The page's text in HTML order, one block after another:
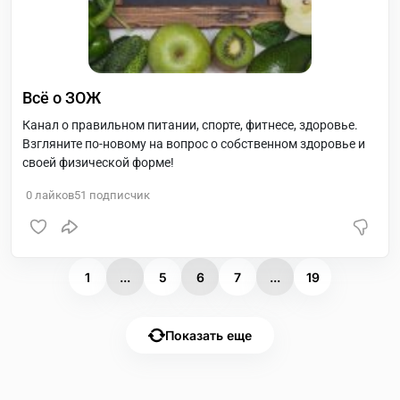
Всё о ЗОЖ
Канал о правильном питании, спорте, фитнесе, здоровье.
Взгляните по-новому на вопрос о собственном здоровье и
своей физической форме!
0 лайков51 подписчик
1 ... 5 6 7 ... 19
Показать еще